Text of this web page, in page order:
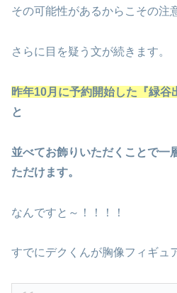
その可能性があるからこその注
さらに目を疑う文が続きます。
昨年10月に予約開始した『緑谷
と
並べてお飾りいただくことで一
ただけます。
なんですと～！！！！
すでにデクくんが胸像フィギュ